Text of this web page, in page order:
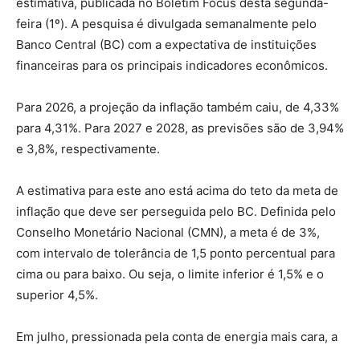
feira (1º). A pesquisa é divulgada semanalmente pelo
Banco Central (BC) com a expectativa de instituições
financeiras para os principais indicadores econômicos.
Para 2026, a projeção da inflação também caiu, de 4,33%
para 4,31%. Para 2027 e 2028, as previsões são de 3,94%
e 3,8%, respectivamente.
A estimativa para este ano está acima do teto da meta de
inflação que deve ser perseguida pelo BC. Definida pelo
Conselho Monetário Nacional (CMN), a meta é de 3%,
com intervalo de tolerância de 1,5 ponto percentual para
cima ou para baixo. Ou seja, o limite inferior é 1,5% e o
superior 4,5%.
Em julho, pressionada pela conta de energia mais cara, a